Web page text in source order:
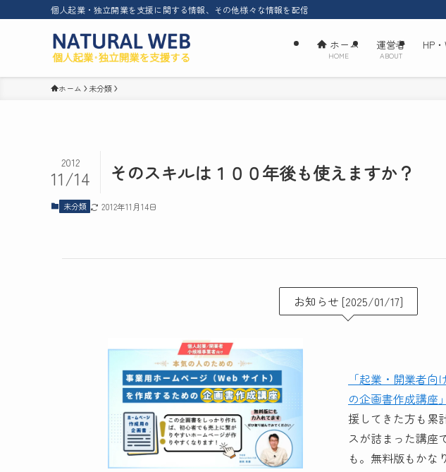
個人起業・独立開業を支援に関する情報、その他様々な情報を配信
ホーム
HOME
運営者
ABOUT
HP
ホーム 未分類
そのスキルは１００年後も使えますか？
2012
11/14
未分類 2012年11月14日
お知らせ [2025/01/17]
「起業・開業者向
の企画書作成講座」
援してきた方も累
スが詰まった講座
も。無料版もかな